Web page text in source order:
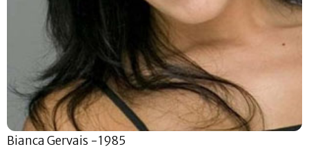
Bianca Gervais -1985